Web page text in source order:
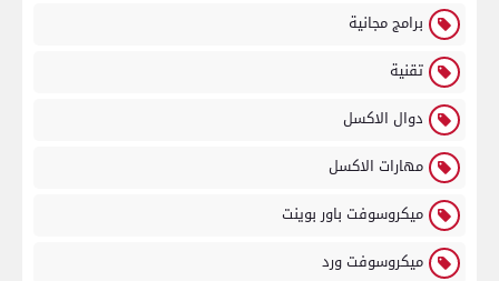
برامج مجانية
تقنية
دوال الاكسل
مهارات الاكسل
ميكروسوفت باور بوينت
ميكروسوفت ورد